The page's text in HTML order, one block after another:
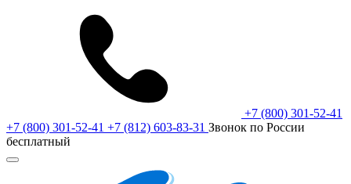
+7 (800) 301-52-41
+7 (800) 301-52-41 +7 (812) 603-83-31 Звонок по России
бесплатный